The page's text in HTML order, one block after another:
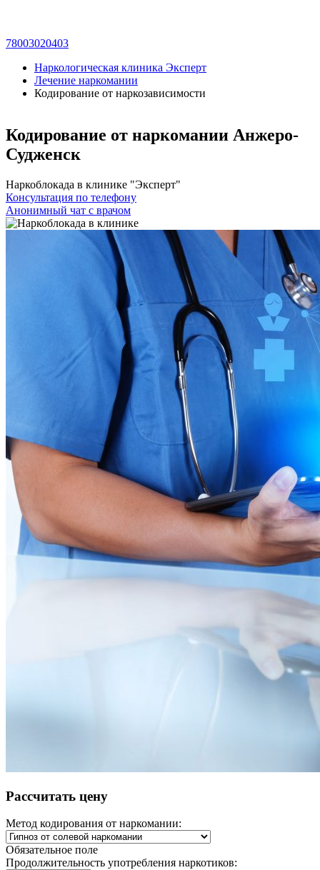
78003020403
Наркологическая клиника Эксперт
Лечение наркомании
Кодирование от наркозависимости
Кодирование от наркомании Анжеро-
Судженск
Наркоблокада в клинике "Эксперт"
Консультация по телефону
Анонимный чат с врачом
Рассчитать цену
Метод кодирования от наркомании:
Обязательное поле
Продолжительность употребления наркотиков: